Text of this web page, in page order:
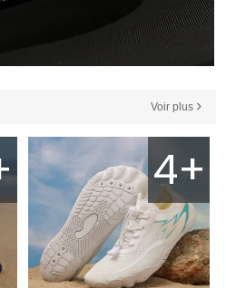
Voir plus
4+